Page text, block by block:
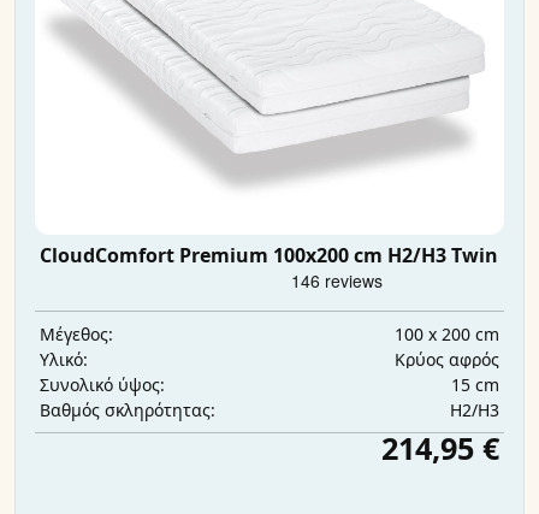
CloudComfort Premium 100x200 cm H2/H3 Twin
Μέγεθος:
100 x 200 cm
Υλικό:
Κρύος αφρός
Συνολικό ύψος:
15 cm
Βαθμός σκληρότητας:
H2/H3
214,95 €